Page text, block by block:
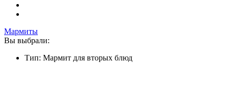
Мармиты
Вы выбрали:
Тип: Мармит для вторых блюд